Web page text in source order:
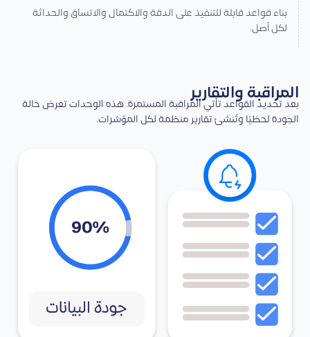
بناء قواعد قابلة للتنفيذ على الدقة والاكتمال والاتساق والحداثة
لكل أصل.
المراقبة والتقارير
بعد تحديد القواعد تأتي المراقبة المستمرة. هذه الوحدات تعرض حالة
الجودة لحظيًا وتُنشئ تقارير منظمة لكل المؤشرات.